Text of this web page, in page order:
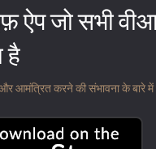
ऐप जो सभी
है
आमंत्रित करने की संभावना के बारे